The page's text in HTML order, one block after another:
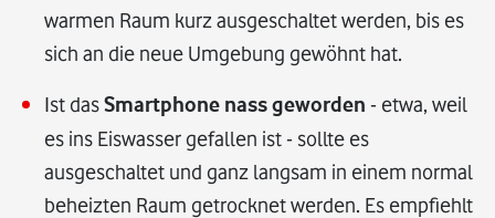
warmen Raum kurz ausgeschaltet werden, bis es
sich an die neue Umgebung gewöhnt hat.
Ist dasSmartphone nass geworden - etwa, weil
es ins Eiswasser gefallen ist - sollte es
ausgeschaltet und ganz langsam in einem normal
beheizten Raum getrocknet werden. Es empfiehlt